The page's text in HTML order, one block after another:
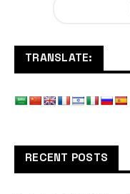
TRANSLATE:
RECENT POSTS